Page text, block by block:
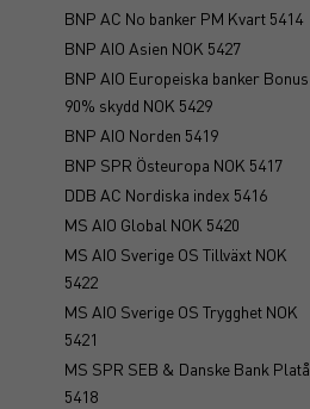
BNP AC No banker PM Kvart 5414
BNP AIO Asien NOK 5427
BNP AIO Europeiska banker Bonus
90% skydd NOK 5429
BNP AIO Norden 5419
BNP SPR Östeuropa NOK 5417
DDB AC Nordiska index 5416
MS AIO Global NOK 5420
MS AIO Sverige OS Tillväxt NOK
5422
MS AIO Sverige OS Trygghet NOK
5421
MS SPR SEB & Danske Bank Platå
5418